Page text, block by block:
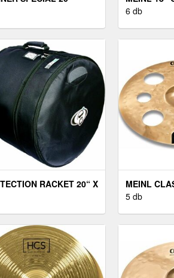
A
CUSTOM
6 db
RACKET 20“ X
DRUM CASE
MEINL
16" TRASH
5 db